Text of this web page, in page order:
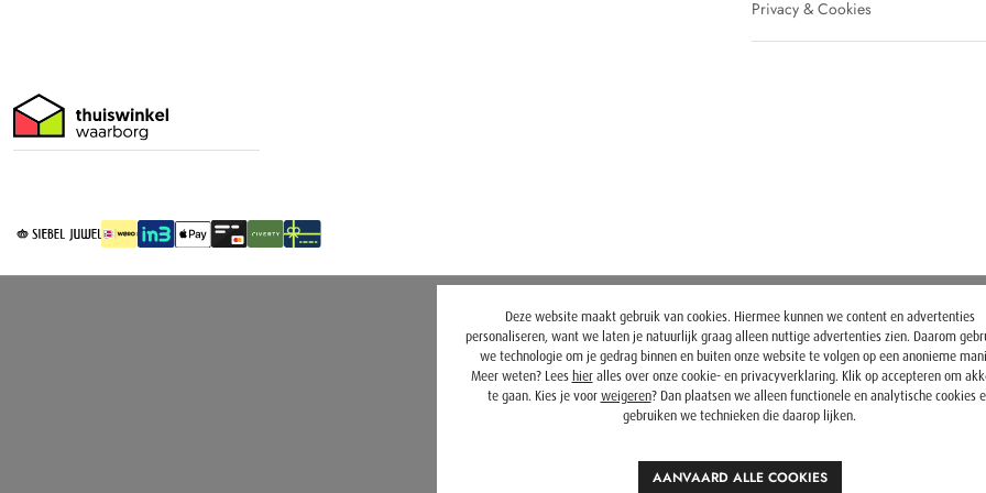
Privacy & Cookies
Deze website maakt gebruik van cookies. Hiermee kunnen we content en advertenties
personaliseren, want we laten je natuurlijk graag alleen nuttige advertenties zien. Daarom
we technologie om je gedrag binnen en buiten onze website te volgen op een anonieme
Meer weten? Lees hieralles over onze cookie- en privacyverklaring. Klik op accepteren om
te gaan. Kies je voor weigeren? Dan plaatsen we alleen functionele en analytische cookies
gebruiken we technieken die daarop lijken.
AANVAARD ALLE COOKIES